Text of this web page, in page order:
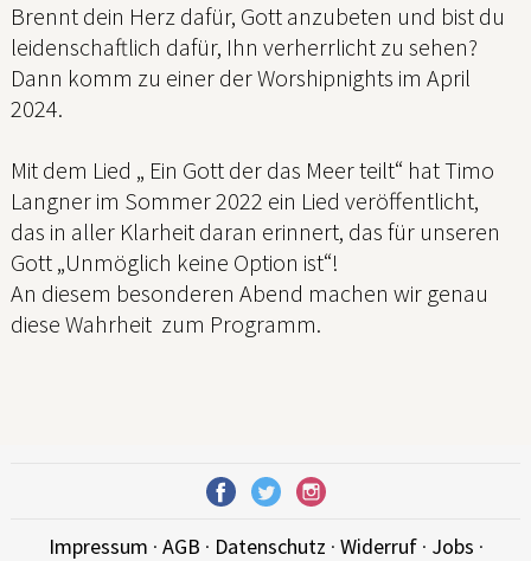
Brennt dein Herz dafür, Gott anzubeten und bist du
leidenschaftlich dafür, Ihn verherrlicht zu sehen?
Dann komm zu einer der Worshipnights im April
2024.
Mit dem Lied „ Ein Gott der das Meer teilt“ hat Timo
Langner im Sommer 2022 ein Lied veröffentlicht,
das in aller Klarheit daran erinnert, das für unseren
Gott „Unmöglich keine Option ist“!
An diesem besonderen Abend machen wir genau
diese Wahrheit zum Programm.
Impressum · AGB · Datenschutz · Widerruf· Jobs ·